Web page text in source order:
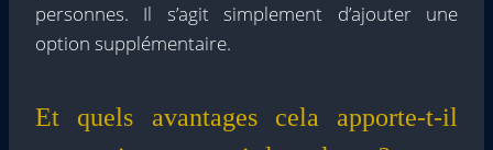
personnes. Il s’agit simplement d’ajouter une
option supplémentaire.
Et quels avantages cela apporte-t-il